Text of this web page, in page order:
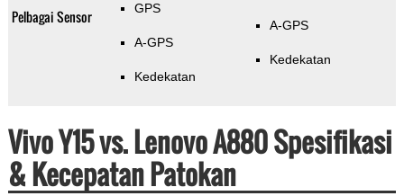
Pelbagai Sensor GPS
A-GPS
Kedekatan
A-GPS
Kedekatan
Vivo Y15 vs. Lenovo A880 Spesifikasi
& Kecepatan Patokan